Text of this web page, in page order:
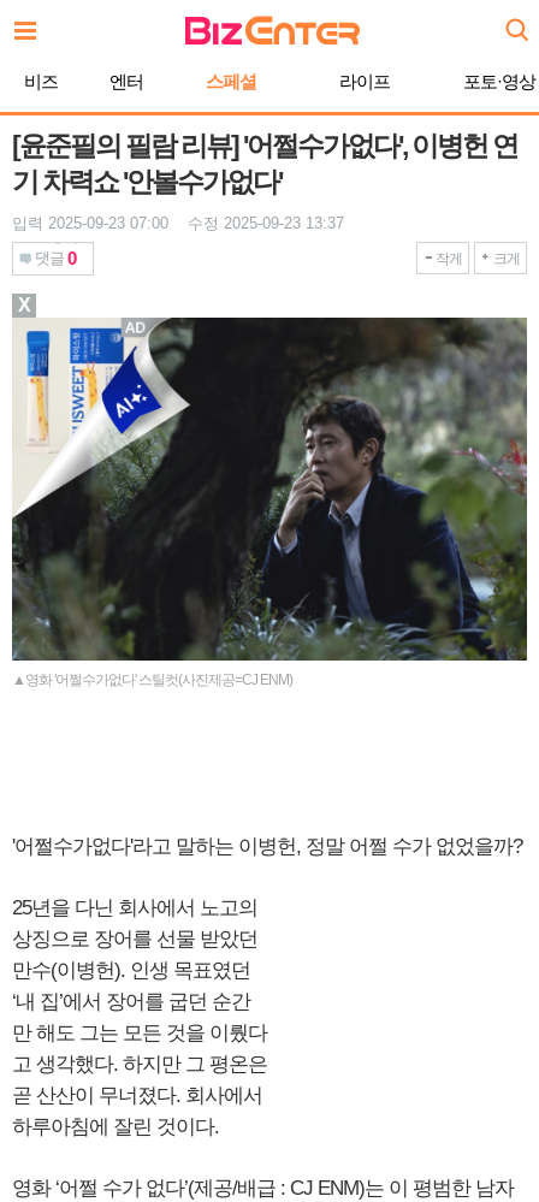
문
기
비즈 엔터 스페셜 라이프 포토·영상
[윤준필의 필람 리뷰] '어쩔수가없다', 이병헌 연
기 차력쇼 '안볼수가없다'
입력 2025-09-23 07:00 수정 2025-09-23 13:37
댓글 0 작게 크게
▲영화 '어쩔수가없다' 스틸컷(사진제공=CJ ENM)
'어쩔수가없다'라고 말하는 이병헌, 정말 어쩔 수가 없었을까?
25년을 다닌 회사에서 노고의
상징으로 장어를 선물 받았던
만수(이병헌). 인생 목표였던
‘내 집’에서 장어를 굽던 순간
만 해도 그는 모든 것을 이뤘다
고 생각했다. 하지만 그 평온은
곧 산산이 무너졌다. 회사에서
하루아침에 잘린 것이다.
영화 ‘어쩔 수가 없다’(제공/배급 : CJ ENM)는 이 평범한 남자
X